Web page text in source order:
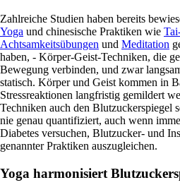
Zahlreiche Studien haben bereits
Yoga und chinesische Praktiken wie
Achtsamkeitsübungen und Meditation
haben, - Körper-Geist-Techniken, die
Bewegung verbinden, und zwar
statisch. Körper und Geist kommen in
Stressreaktionen langfristig gemildert
Techniken auch den Blutzuckerspiegel
nie genau quantifiziert, auch wenn
Diabetes versuchen, Blutzucker- und
genannter Praktiken auszugleichen.
Yoga harmonisiert